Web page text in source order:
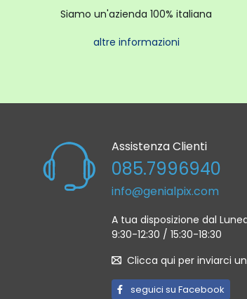
Siamo un'azienda 100% italiana
altre informazioni
Assistenza Clienti
085.7996940
info@genialpix.com
A tua disposizione dal
9:30-12:30 / 15:30-18:30
Clicca qui per inviarci
seguici su Facebook